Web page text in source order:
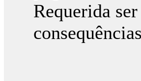
Requerida